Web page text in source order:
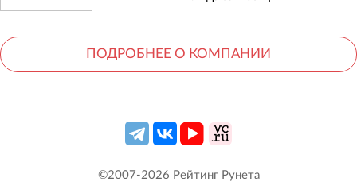
ПОДРОБНЕЕ О КОМПАНИИ
©2007-2026 Рейтинг Рунета